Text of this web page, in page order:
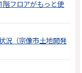
階フロアがもっと便
況（宗像市土地開発